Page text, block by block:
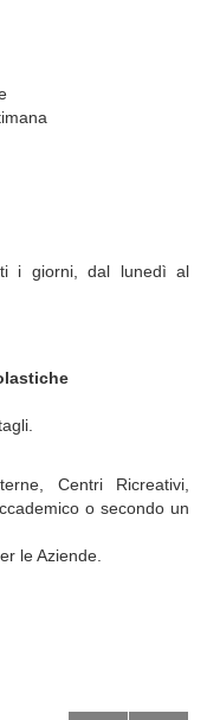
i giorni, dal lunedì al
Centri Ricreativi,
o secondo un
le Aziende.